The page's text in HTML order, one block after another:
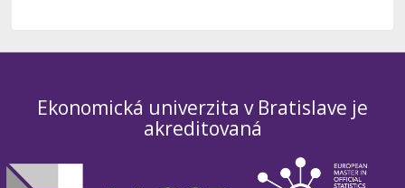
Ekonomická univerzita v Bratislave je
akreditovaná